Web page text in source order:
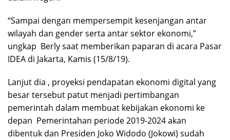
“Sampai dengan mempersempit kesenjangan antar
wilayah dan gender serta antar sektor ekonomi,”
ungkap Berly saat memberikan paparan di acara Pasar
IDEA di Jakarta, Kamis (15/8/19).
Lanjut dia , proyeksi pendapatan ekonomi digital yang
besar tersebut patut menjadi pertimbangan
pemerintah dalam membuat kebijakan ekonomi ke
depan Pemerintahan periode 2019-2024 akan
dibentuk dan Presiden Joko Widodo (Jokowi) sudah